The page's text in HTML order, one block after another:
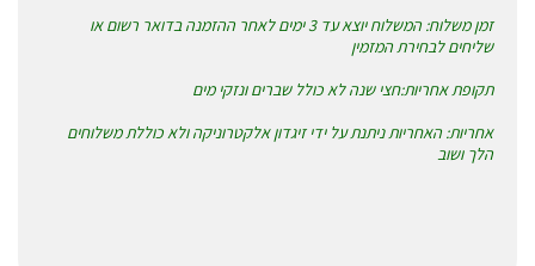
זמן משלוח: המשלוח יוצא עד 3 ימים לאחר ההזמנה בדואר רשום או
שליחים לבחירת המזמין
תקופת אחריות:חצי שנה לא כולל שברים ונזקי מים
אחריות: האחריות ניתנת על ידי זיגדון אלקטרוניקה ולא כוללת משלוחים
הלך ושוב